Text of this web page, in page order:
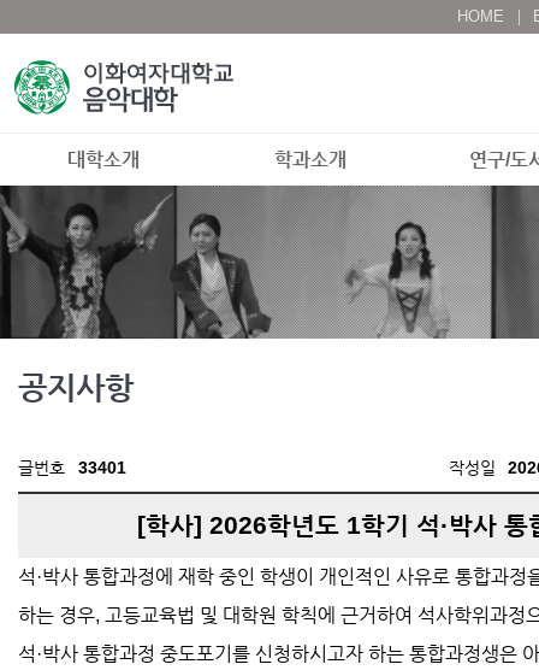
대학소개 학과소개 연구/도
HOME
공지사항
글번호 33401 작성일
[학사] 2026학년도 1학기 석·박사
석·박사 통합과정에 재학 중인 학생이 개인적인 사유로 통합과
하는 경우, 고등교육법 및 대학원 학칙에 근거하여 석사학위과정
석·박사 통합과정 중도포기를 신청하시고자 하는 통합과정생은